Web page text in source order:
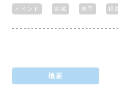
イベント 宮城 岩手 福
概要